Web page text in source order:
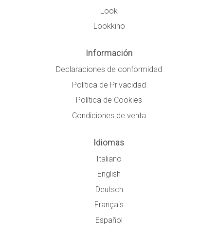
Look
Lookkino
Información
Declaraciones de conformidad
Política de Privacidad
Política de Cookies
Condiciones de venta
Idiomas
Italiano
English
Deutsch
Français
Español